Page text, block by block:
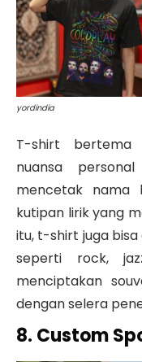
yordindia
T-shirt bertema
nuansa
mencetak
kutipan lirik yang
itu, t-shirt juga
seperti rock,
menciptakan
dengan selera
8. Custom